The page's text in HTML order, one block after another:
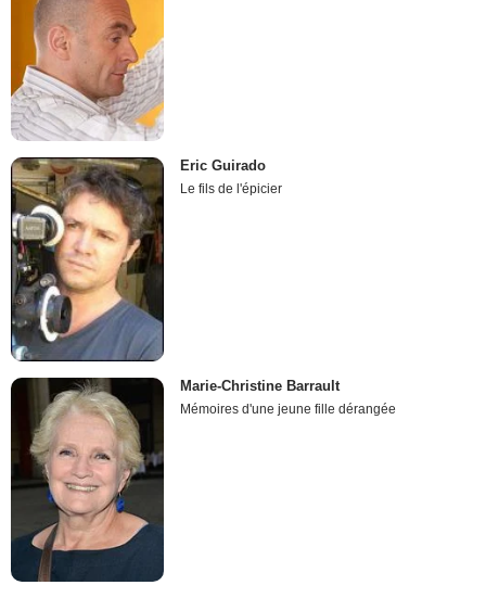
Eric Guirado
Le fils de l'épicier
Marie-Christine Barrault
Mémoires d'une jeune fille dérangée